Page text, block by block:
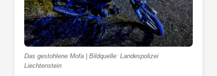
Das gestohlene Mofa | Bildquelle: Landespolizei
Liechtenstein